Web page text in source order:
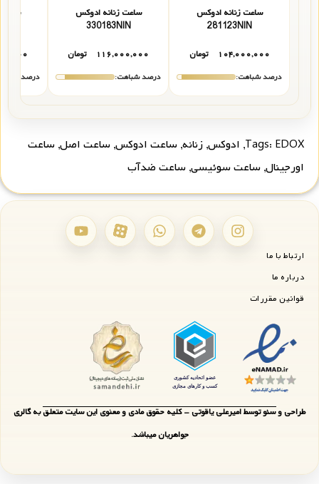
ساعت زنانه ادوکس
281123NIN
۱۰۴,۰۰۰,۰۰۰
تومان
درصد شباهت:
ساعت زنانه ادوکس
330183NIN
۱۱۶,۰۰۰,۰۰۰
تومان
درصد شباهت:
درصد
Tags: EDOX
, ادوکس, زنانه, ساعت ادوکس, ساعت اصل, ساعت
اورجینال, ساعت سوئیسی, ساعت ضدآب
ارتباط با ما
درباره ما
قوانین مقررات
طراحی و سئو توسط امیرعلی یاقوتی - کلیه حقوق مادی و معنوی این سایت متعلق به گالری
جواهریان میباشد.